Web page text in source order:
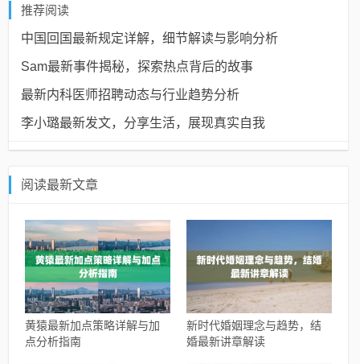
推荐阅读
中国回国最新规定详解，细节解读与影响分析
Sam最新事件揭秘，探索热点背后的故事
最新内科医师招聘动态与行业趋势分析
李小璐最新发文，分享生活，展现真实自我
阅读最新文章
黄猿最新加点策略详解与加
点分析指南
新时代婚姻理念与趋势，结
婚最新讲章解读